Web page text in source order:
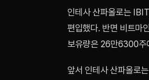
인테사 산파올로는
편입했다. 반면 비트마
보유량은 26만6300주
앞서 인테사 산파올로